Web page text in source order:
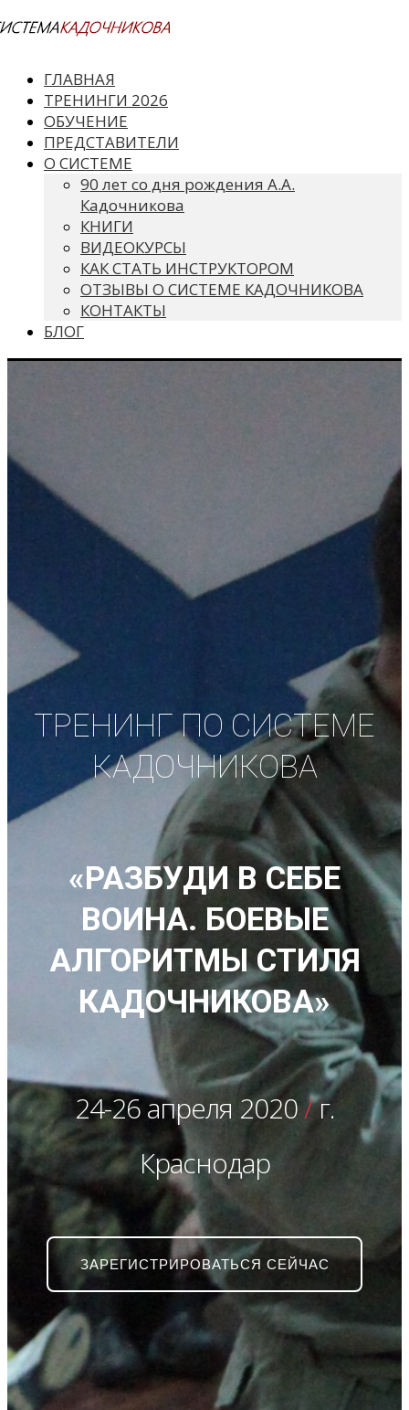
ГЛАВНАЯ
ТРЕНИНГИ 2026
ОБУЧЕНИЕ
ПРЕДСТАВИТЕЛИ
О СИСТЕМЕ
90 лет со дня рождения А.А.
Кадочникова
КНИГИ
ВИДЕОКУРСЫ
КАК СТАТЬ ИНСТРУКТОРОМ
ОТЗЫВЫ О СИСТЕМЕ КАДОЧНИКОВА
КОНТАКТЫ
БЛОГ
ТРЕНИНГ ПО СИСТЕМЕ
КАДОЧНИКОВА
«РАЗБУДИ В СЕБЕ
ВОИНА. БОЕВЫЕ
АЛГОРИТМЫ СТИЛЯ
КАДОЧНИКОВА»
24-26 апреля 2020/г.
Краснодар
ЗАРЕГИСТРИРОВАТЬСЯ СЕЙЧАС